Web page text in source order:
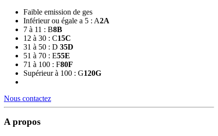
Faible emission de ges
Inférieur ou égale a 5 : A2A
7 à 11 : B8B
12 à 30 : C15C
31 à 50 : D 35D
51 à 70 : E55E
71 à 100 : F80F
Supérieur à 100 : G120G
Nous contactez
A propos